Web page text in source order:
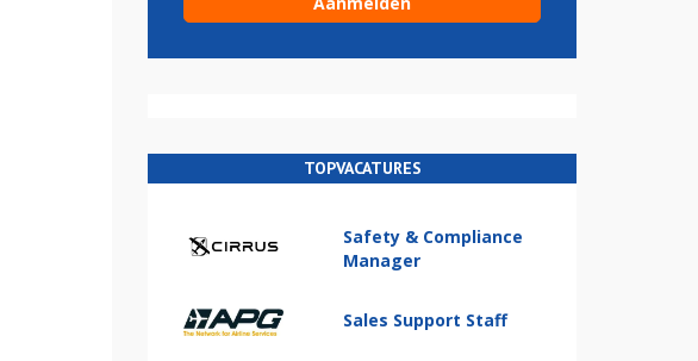
TOPVACATURES
Safety & Compliance
Manager
Sales Support Staff